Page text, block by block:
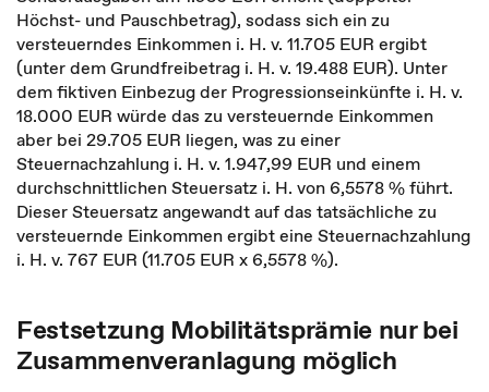
Höchst- und Pauschbetrag), sodass sich ein zu
versteuerndes Einkommen i. H. v. 11.705 EUR ergibt
(unter dem Grundfreibetrag i. H. v. 19.488 EUR). Unter
dem fiktiven Einbezug der Progressionseinkünfte i. H. v.
18.000 EUR würde das zu versteuernde Einkommen
aber bei 29.705 EUR liegen, was zu einer
Steuernachzahlung i. H. v. 1.947,99 EUR und einem
durchschnittlichen Steuersatz i. H. von 6,5578 % führt.
Dieser Steuersatz angewandt auf das tatsächliche zu
versteuernde Einkommen ergibt eine Steuernachzahlung
i. H. v. 767 EUR (11.705 EUR x 6,5578 %).
Festsetzung Mobilitätsprämie nur bei
Zusammenveranlagung möglich